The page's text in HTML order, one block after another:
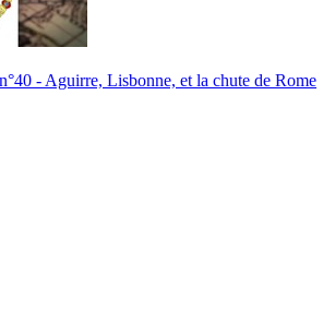
- Aguirre, Lisbonne, et la chute de Rome